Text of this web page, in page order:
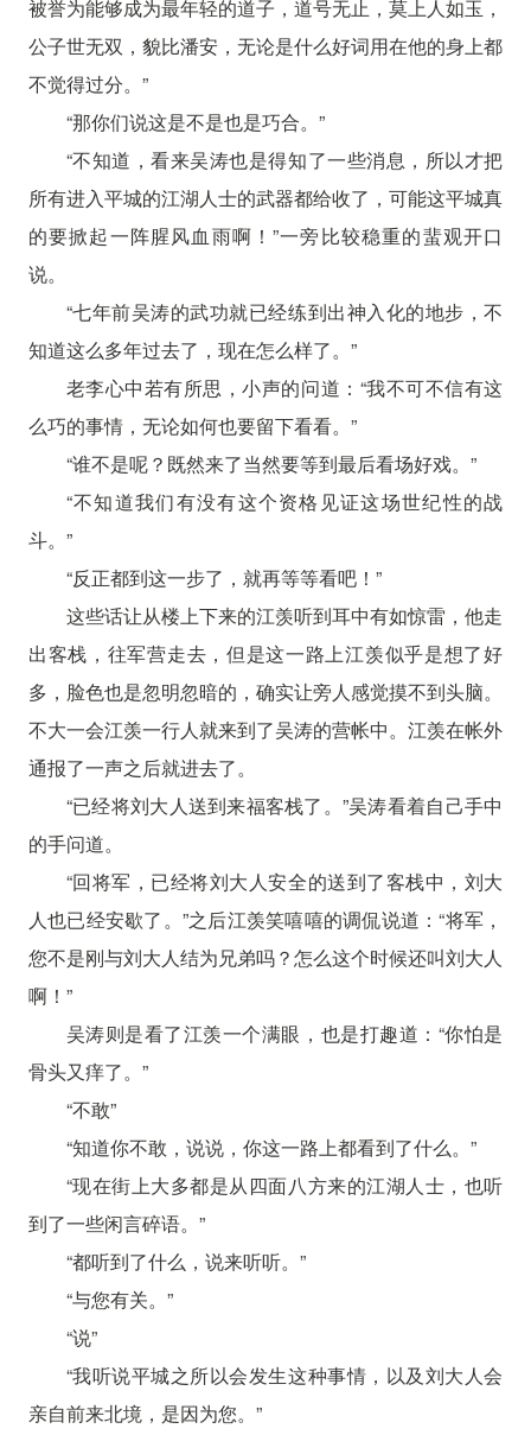
被誉为能够成为最年轻的道子，道号无止，莫上人如玉，
公子世无双，貌比潘安，无论是什么好词用在他的身上都
不觉得过分。”
“那你们说这是不是也是巧合。”
“不知道，看来吴涛也是得知了一些消息，所以才把
所有进入平城的江湖人士的武器都给收了，可能这平城真
的要掀起一阵腥风血雨啊！”一旁比较稳重的蜚观开口
说。
“七年前吴涛的武功就已经练到出神入化的地步，不
知道这么多年过去了，现在怎么样了。”
老李心中若有所思，小声的问道：“我不可不信有这
么巧的事情，无论如何也要留下看看。”
“谁不是呢？既然来了当然要等到最后看场好戏。”
“不知道我们有没有这个资格见证这场世纪性的战
斗。”
“反正都到这一步了，就再等等看吧！”
这些话让从楼上下来的江羡听到耳中有如惊雷，他走
出客栈，往军营走去，但是这一路上江羡似乎是想了好
多，脸色也是忽明忽暗的，确实让旁人感觉摸不到头脑。
不大一会江羡一行人就来到了吴涛的营帐中。江羡在帐外
通报了一声之后就进去了。
“已经将刘大人送到来福客栈了。”吴涛看着自己手中
的手问道。
“回将军，已经将刘大人安全的送到了客栈中，刘大
人也已经安歇了。”之后江羡笑嘻嘻的调侃说道：“将军，
您不是刚与刘大人结为兄弟吗？怎么这个时候还叫刘大人
啊！”
吴涛则是看了江羡一个满眼，也是打趣道：“你怕是
骨头又痒了。”
“不敢”
“知道你不敢，说说，你这一路上都看到了什么。”
“现在街上大多都是从四面八方来的江湖人士，也听
到了一些闲言碎语。”
“都听到了什么，说来听听。”
“与您有关。”
“说”
“我听说平城之所以会发生这种事情，以及刘大人会
亲自前来北境，是因为您。”